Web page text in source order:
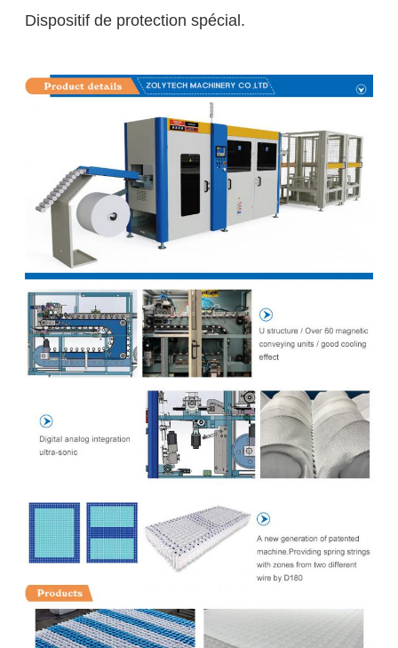
Dispositif de protection spécial.